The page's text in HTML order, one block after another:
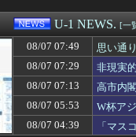
【画像】「
シカホワ村上宗隆、
【ウマ娘】ピスゴル
不動産ファンド「み
【ウマ娘】胸のデカ
【画像】いい天気だ
【ホロライブ】りり
【艦これ】ヴァトー
「高市総理には愛想
U-1 NEWS. [一
08/07 07:49
思い通
08/07 07:29
非現実
08/07 07:13
高市内
08/07 05:53
W杯ア
及す
08/07 04:39
「マス